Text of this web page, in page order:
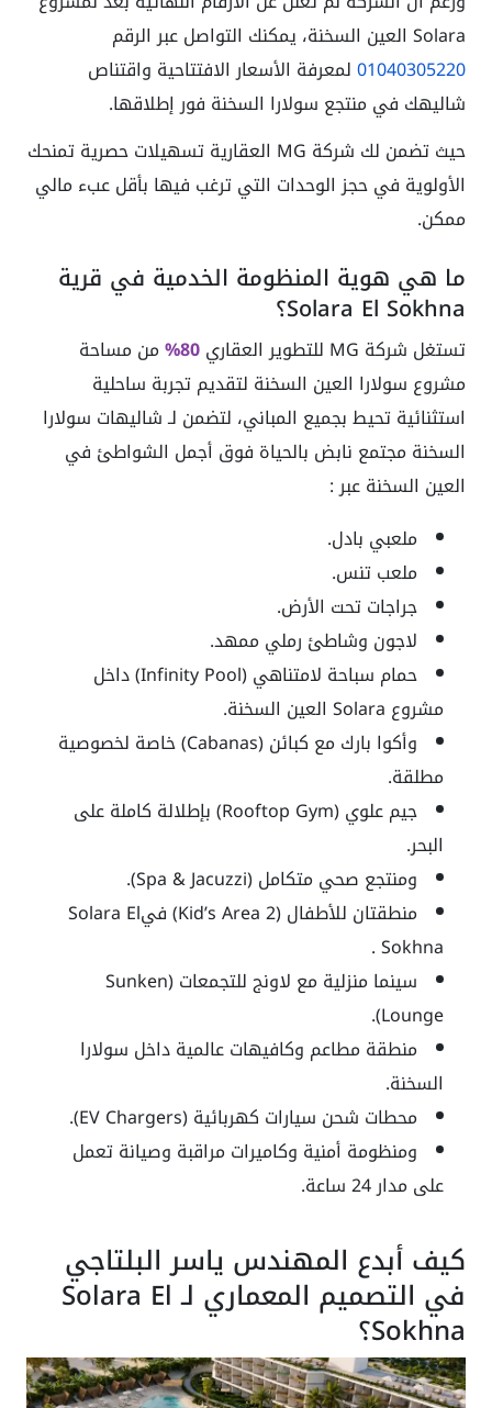
Solara العين السخنة، يمكنك التواصل عبر الرقم
01040305220لمعرفة الأسعار الافتتاحية واقتناص
شاليهك في منتجع سولارا السخنة فور إطلاقها.
حيث تضمن لك شركة MG العقارية تسهيلات حصرية تمنحك
الأولوية في حجز الوحدات التي ترغب فيها بأقل عبء مالي
ممكن.
ما هي هوية المنظومة الخدمية في قرية
Solara El Sokhna؟
تستغل شركة MG للتطوير العقاري 80%
من مساحة
مشروع سولارا العين السخنة لتقديم تجربة ساحلية
استثنائية تحيط بجميع المباني، لتضمن لـ شاليهات سولارا
السخنة مجتمع نابض بالحياة فوق أجمل الشواطئ في
العين السخنة عبر :
ملعبي بادل.
ملعب تنس.
جراجات تحت الأرض.
لاجون وشاطئ رملي ممهد.
حمام سباحة لامتناهي (Infinity Pool) داخل
مشروع Solara العين السخنة.
وأكوا بارك مع كبائن (Cabanas) خاصة لخصوصية
مطلقة.
جيم علوي (Rooftop Gym) بإطلالة كاملة على
البحر.
ومنتجع صحي متكامل (Spa & Jacuzzi).
منطقتان للأطفال (2 Kid’s Area) فيSolara El
Sokhna .
سينما منزلية مع لاونج للتجمعات (Sunken
Lounge).
منطقة مطاعم وكافيهات عالمية داخل سولارا
السخنة.
محطات شحن سيارات كهربائية (EV Chargers).
ومنظومة أمنية وكاميرات مراقبة وصيانة تعمل
على مدار 24 ساعة.
كيف أبدع المهندس ياسر البلتاجي
في التصميم المعماري لـ Solara El
Sokhna؟